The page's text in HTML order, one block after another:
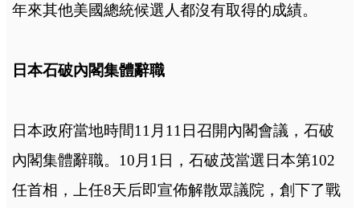
年來其他美國總統候選人都沒有取得的成績。
日本石破內閣集體辭職
日本政府當地時間11月11日召開內閣會議，石破
內閣集體辭職。10月1日，石破茂當選日本第102
任首相，上任8天后即宣佈解散眾議院，創下了戰